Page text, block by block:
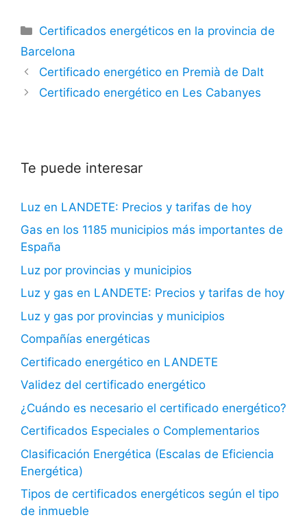
Categorías
Certificados energéticos en la provincia de
Barcelona
Certificado energético en Premià de Dalt
Certificado energético en Les Cabanyes
Te puede interesar
Luz en LANDETE: Precios y tarifas de hoy
Gas en los 1185 municipios más importantes de
España
Luz por provincias y municipios
Luz y gas en LANDETE: Precios y tarifas de hoy
Luz y gas por provincias y municipios
Compañías energéticas
Certificado energético en LANDETE
Validez del certificado energético
¿Cuándo es necesario el certificado energético?
Certificados Especiales o Complementarios
Clasificación Energética (Escalas de Eficiencia
Energética)
Tipos de certificados energéticos según el tipo
de inmueble